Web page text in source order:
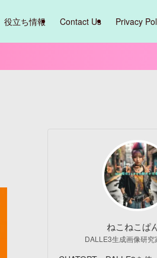
役立ち情報 Contact Us Privacy
ねこねこぱ
DALLE3生成画像研究